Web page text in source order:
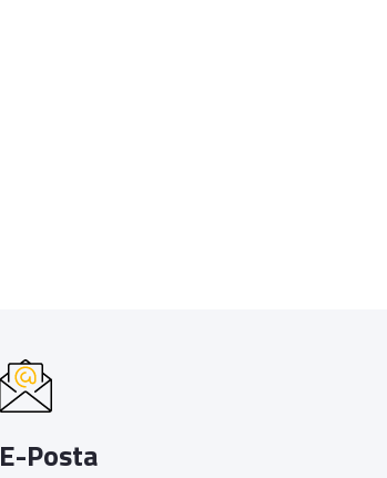
E-Posta